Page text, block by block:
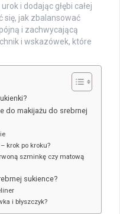
i dodając głębi całej
się, jak zbalansować
i zachwycającą
i wskazówek, które
do makijażu do srebrnej
krok po kroku?
szminkę czy matową
sukience?
i błyszczyk?